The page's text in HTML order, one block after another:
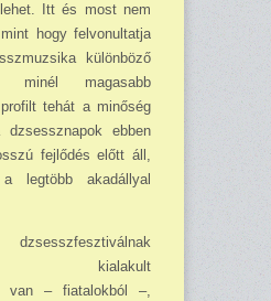
Itt és most nem
hogy felvonultatja
külön­böző
minél maga­sabb
tehát a minőség
ebben
fejlődés előtt áll,
legtöbb akadállyal
ki­alakult
van – fiata­lok­ból –,